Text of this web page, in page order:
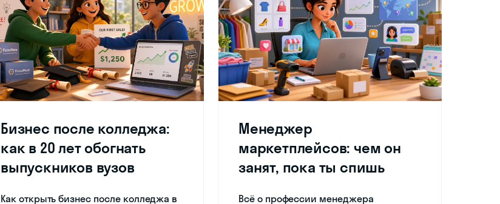
Бизнес после колледжа:
как в 20 лет обогнать
выпускников вузов
Как открыть бизнес после колледжа в
Менеджер
маркетплейсов: чем он
занят, пока ты спишь
Всё о профессии менеджера